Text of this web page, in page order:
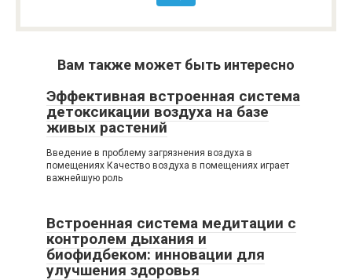
Вам также может быть интересно
Эффективная встроенная система
детоксикации воздуха на базе
живых растений
Введение в проблему загрязнения воздуха в
помещениях Качество воздуха в помещениях играет
важнейшую роль
Встроенная система медитации с
контролем дыхания и
биофидбеком: инновации для
улучшения здоровья